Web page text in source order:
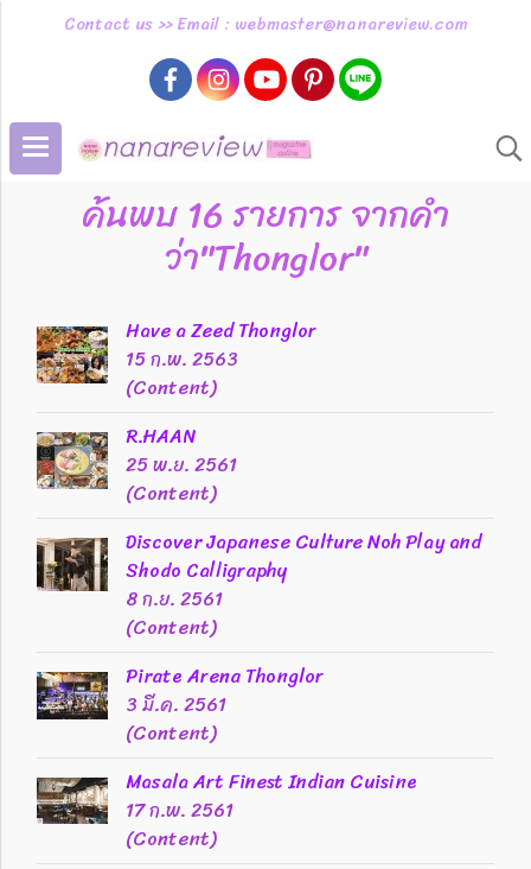
Contact us >> Email : webmaster@nanareview.com
ค้นพบ 16 รายการ จากคำ
ว่า"Thonglor"
Have a Zeed Thonglor
15 ก.พ. 2563
(Content)
R.HAAN
25 พ.ย. 2561
(Content)
Discover Japanese Culture Noh Play and
Shodo Calligraphy
8 ก.ย. 2561
(Content)
Pirate Arena Thonglor
3 มี.ค. 2561
(Content)
Masala Art Finest Indian Cuisine
17 ก.พ. 2561
(Content)